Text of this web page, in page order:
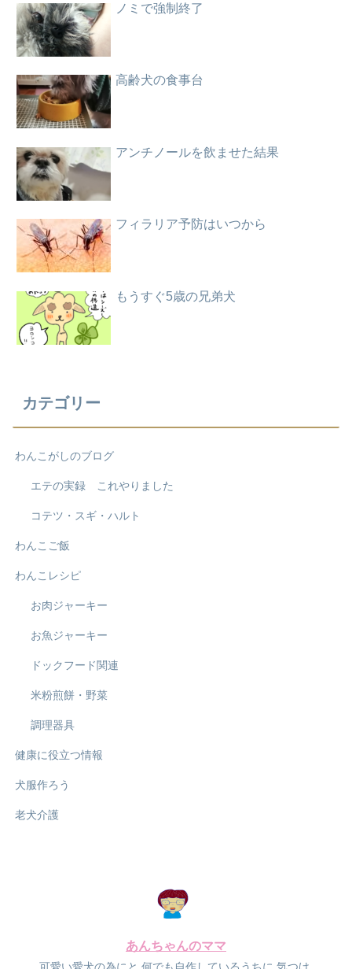
ノミで強制終了
高齢犬の食事台
アンチノールを飲ませた結果
フィラリア予防はいつから
もうすぐ5歳の兄弟犬
カテゴリー
わんこがしのブログ
エテの実録 これやりました
コテツ・スギ・ハルト
わんこご飯
わんこレシピ
お肉ジャーキー
お魚ジャーキー
ドックフード関連
米粉煎餅・野菜
調理器具
健康に役立つ情報
犬服作ろう
老犬介護
あんちゃんのママ